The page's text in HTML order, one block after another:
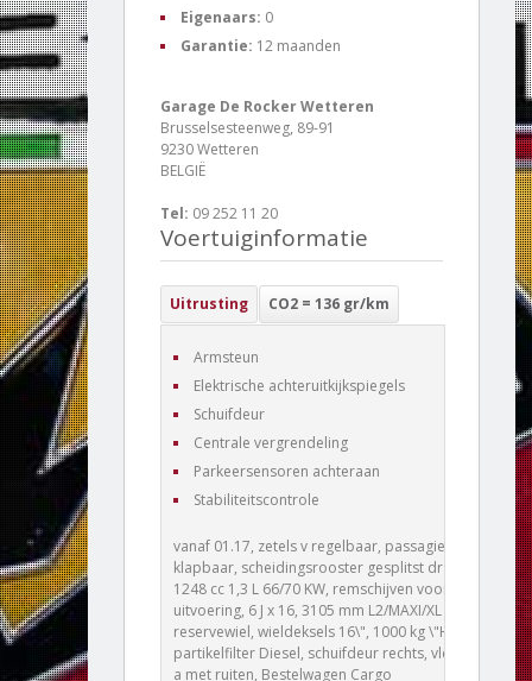
Eigenaars: 0
Garantie: 12 maanden
Garage De Rocker Wetteren
Brusselsesteenweg, 89-91
9230 Wetteren
BELGIË
Tel: 09 252 11 20
Voertuiginformatie
Uitrusting CO2 = 136 gr/km
Armsteun
Elektrische achteruitkijkspiegels
Schuifdeur
Centrale vergrendeling
Parkeersensoren achteraan
Stabiliteitscontrole
vanaf 01.17, zetels v regelbaar, passagierszetel
klapbaar, scheidingsrooster gesplitst draaibaar,
1248 cc 1,3 L 66/70 KW, remschijven voor grote
uitvoering, 6 J x 16, 3105 mm L2/MAXI/XL ,
reservewiel, wieldeksels 16\", 1000 kg \"Heavy\",
partikelfilter Diesel, schuifdeur rechts, vleugeldeuren
a met ruiten, Bestelwagen Cargo